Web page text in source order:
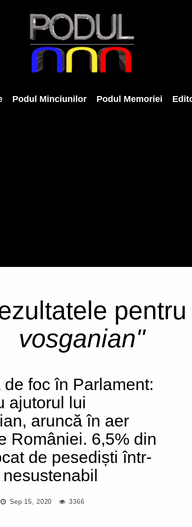
Podul Minciunilor Podul Memoriei
pentru
vosganian"
de foc în Parlament:
ajutorul lui
aruncă în aer
României. 6,5% din
de pesediști într-
Sep 15, 2020 3366